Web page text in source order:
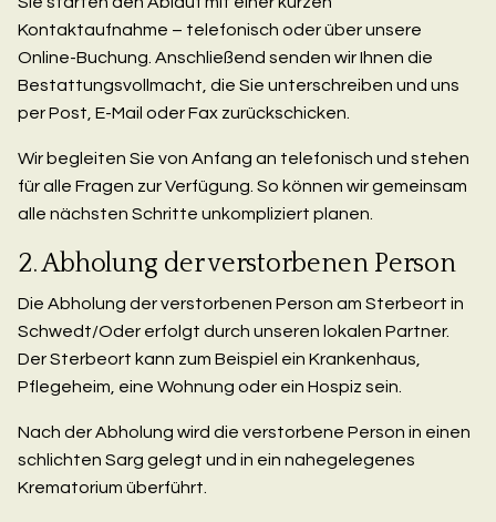
Kontaktaufnahme – telefonisch oder über unsere
Online-Buchung. Anschließend senden wir Ihnen die
Bestattungsvollmacht, die Sie unterschreiben und uns
per Post, E-Mail oder Fax zurückschicken.
Wir begleiten Sie von Anfang an telefonisch und stehen
für alle Fragen zur Verfügung. So können wir gemeinsam
alle nächsten Schritte unkompliziert planen.
2. Abholung der verstorbenen Person
Die Abholung der verstorbenen Person am Sterbeort in
Schwedt/Oder erfolgt durch unseren lokalen Partner.
Der Sterbeort kann zum Beispiel ein Krankenhaus,
Pflegeheim, eine Wohnung oder ein Hospiz sein.
Nach der Abholung wird die verstorbene Person in einen
schlichten Sarg gelegt und in ein nahegelegenes
Krematorium überführt.